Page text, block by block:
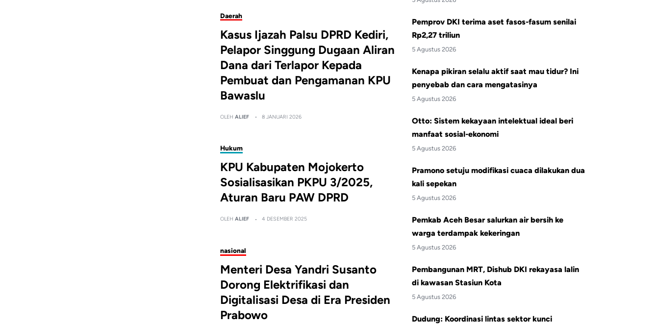
Daerah
Kasus Ijazah Palsu DPRD Kediri,
Pelapor Singgung Dugaan Aliran
Dana dari Terlapor Kepada
Pembuat dan Pengamanan KPU
Bawaslu
OLEH ALIEF 8 JANUARI 2026
Hukum
KPU Kabupaten Mojokerto
Sosialisasikan PKPU 3/2025,
Aturan Baru PAW DPRD
OLEH ALIEF 4 DESEMBER 2025
nasional
Menteri Desa Yandri Susanto
Dorong Elektrifikasi dan
Digitalisasi Desa di Era Presiden
Prabowo
Pemprov DKI terima aset fasos-fasum senilai
Rp2,27 triliun
5 Agustus 2026
Kenapa pikiran selalu aktif saat mau tidur? Ini
penyebab dan cara mengatasinya
5 Agustus 2026
Otto: Sistem kekayaan intelektual ideal beri
manfaat sosial-ekonomi
5 Agustus 2026
Pramono setuju modifikasi cuaca dilakukan dua
kali sepekan
5 Agustus 2026
Pemkab Aceh Besar salurkan air bersih ke
warga terdampak kekeringan
5 Agustus 2026
Pembangunan MRT, Dishub DKI rekayasa lalin
di kawasan Stasiun Kota
5 Agustus 2026
Dudung: Koordinasi lintas sektor kunci